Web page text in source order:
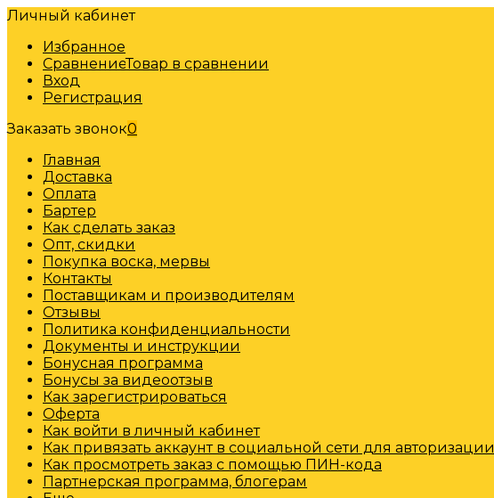
Личный кабинет
Избранное
СравнениеТовар в сравнении
Вход
Регистрация
Заказать звонок0
Главная
Доставка
Оплата
Бартер
Как сделать заказ
Опт, скидки
Покупка воска, мервы
Контакты
Поставщикам и производителям
Отзывы
Политика конфиденциальности
Документы и инструкции
Бонусная программа
Бонусы за видеоотзыв
Как зарегистрироваться
Оферта
Как войти в личный кабинет
Как привязать аккаунт в социальной сети для авторизации
Как просмотреть заказ с помощью ПИН-кода
Партнерская программа, блогерам